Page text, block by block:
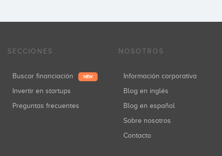
SECCIONES
Buscar financiación NEW
Invertir en startups
Preguntas frecuentes
NOSOTROS
Información corporativa
Blog en inglés
Blog en español
Sobre nosotros
Contacto